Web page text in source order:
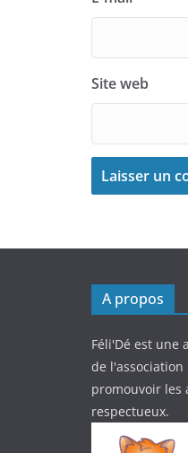
Site web
A propos
Féli'Dé est une
de l'association
promouvoir les
respectueux.